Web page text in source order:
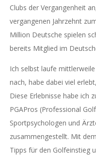
Clubs der Vergangenheit
vergangenen Jahrzehnt
Million Deutsche spielen
bereits Mitglied im
Ich selbst laufe
nach, habe dabei viel
Diese Erlebnisse habe ich
PGAPros (Professional
Sportpsychologen und
zusammengestellt. Mit
Tipps für den Golfeinstieg